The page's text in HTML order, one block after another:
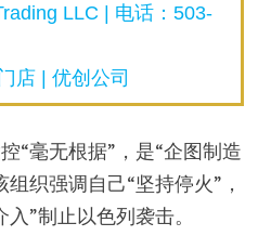
LLC | 电话：503-
店 | 优创公司
“毫无根据”，是“企图制造
织强调自己“坚持停火”，
”制止以色列袭击。